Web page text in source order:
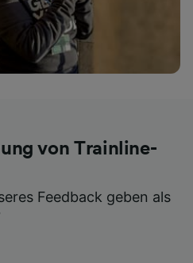
von Trainline-
Feedback geben als